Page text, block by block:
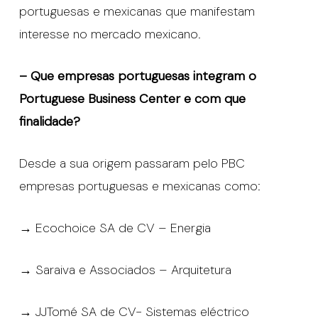
portuguesas e mexicanas que manifestam
interesse no mercado mexicano.
– Que empresas portuguesas integram o
Portuguese Business Center e com que
finalidade?
Desde a sua origem passaram pelo PBC
empresas portuguesas e mexicanas como:
→ Ecochoice SA de CV – Energia
→ Saraiva e Associados – Arquitetura
→ JJTomé SA de CV- Sistemas eléctrico